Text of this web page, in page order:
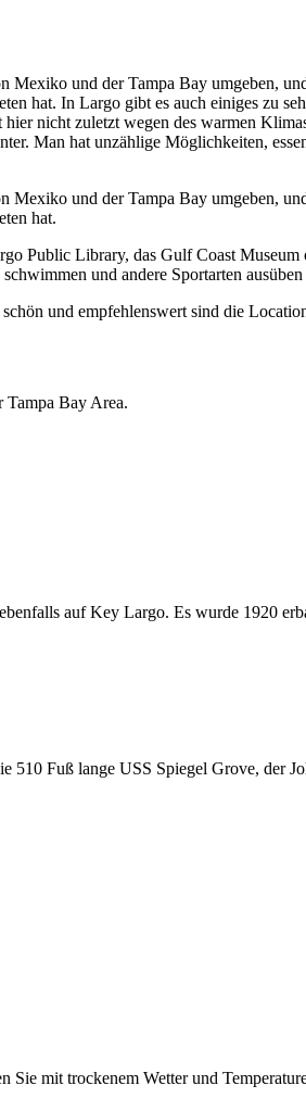
und der Tampa Bay umgeben,
hat. In Largo gibt es auch einiges zu
nicht zuletzt wegen des warmen
Man hat unzählige Möglichkeiten,
Mexiko und der Tampa Bay umgeben,
hat.
Public Library, das Gulf Coast
und andere Sportarten
und empfehlenswert sind die
Tampa Bay Area.
auf Key Largo. Es wurde 1920
Fuß lange USS Spiegel Grove, der
mit trockenem Wetter und